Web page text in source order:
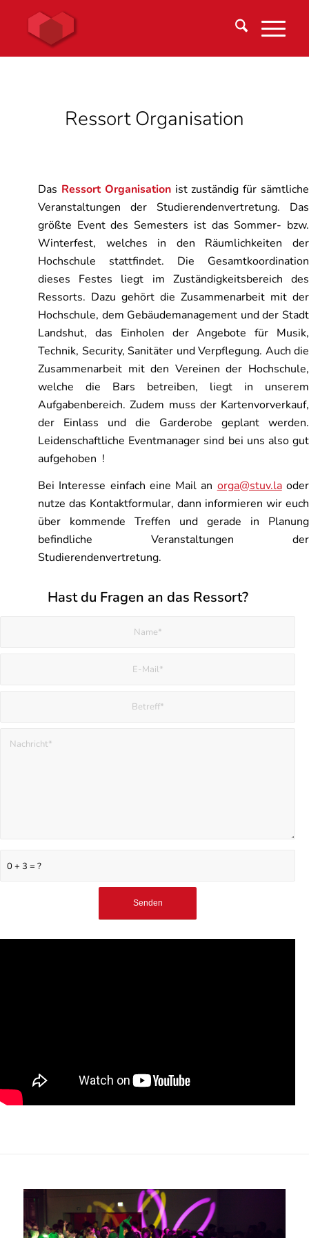
Ressort Organisation
Das Ressort Organisationist zuständig für sämtliche
Veranstaltungen der Studierendenvertretung. Das
größte Event des Semesters ist das Sommer- bzw.
Winterfest, welches in den Räumlichkeiten der
Hochschule stattfindet. Die Gesamtkoordination
dieses Festes liegt im Zuständigkeitsbereich des
Ressorts. Dazu gehört die Zusammenarbeit mit der
Hochschule, dem Gebäudemanagement und der Stadt
Landshut, das Einholen der Angebote für Musik,
Technik, Security, Sanitäter und Verpflegung. Auch die
Zusammenarbeit mit den Vereinen der Hochschule,
welche die Bars betreiben, liegt in unserem
Aufgabenbereich. Zudem muss der Kartenvorverkauf,
der Einlass und die Garderobe geplant werden.
Leidenschaftliche Eventmanager sind bei uns also gut
aufgehoben !
Bei Interesse einfach eine Mail an orga@stuv.laoder
nutze das Kontaktformular, dann informieren wir euch
über kommende Treffen und gerade in Planung
befindliche Veranstaltungen der
Studierendenvertretung.
Hast du Fragen an das Ressort?
0 + 3 = ?